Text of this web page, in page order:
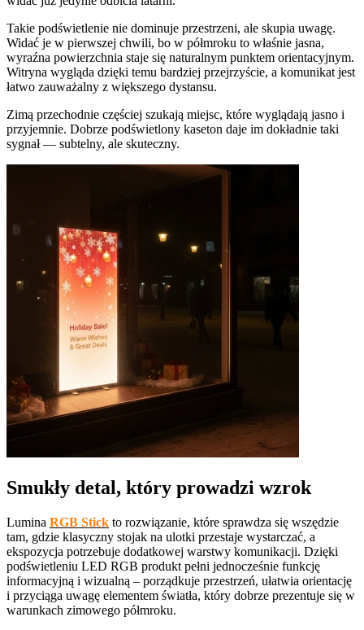
Takie podświetlenie nie dominuje przestrzeni, ale skupia uwagę.
Widać je w pierwszej chwili, bo w półmroku to właśnie jasna,
wyraźna powierzchnia staje się naturalnym punktem orientacyjnym.
Witryna wygląda dzięki temu bardziej przejrzyście, a komunikat jest
łatwo zauważalny z większego dystansu.
Zimą przechodnie częściej szukają miejsc, które wyglądają jasno i
przyjemnie. Dobrze podświetlony kaseton daje im dokładnie taki
sygnał — subtelny, ale skuteczny.
Smukły detal, który prowadzi wzrok
Lumina RGB Stick to rozwiązanie, które sprawdza się wszędzie
tam, gdzie klasyczny stojak na ulotki przestaje wystarczać, a
ekspozycja potrzebuje dodatkowej warstwy komunikacji. Dzięki
podświetleniu LED RGB produkt pełni jednocześnie funkcję
informacyjną i wizualną – porządkuje przestrzeń, ułatwia orientację
i przyciąga uwagę elementem światła, który dobrze prezentuje się w
warunkach zimowego półmroku.